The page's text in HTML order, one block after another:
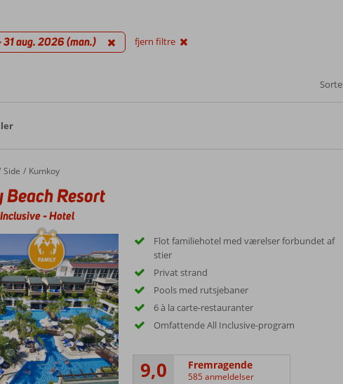
aug. 2026 (man.) fjern filtre
Side Kumkoy
Beach Resort
-Hotel
Flot familiehotel med værelser forbundet af
stier
Privat strand
Pools med rutsjebaner
6 à la carte-restauranter
Omfattende All Inclusive-program
9,0 Fremragende
585 anmeldelser